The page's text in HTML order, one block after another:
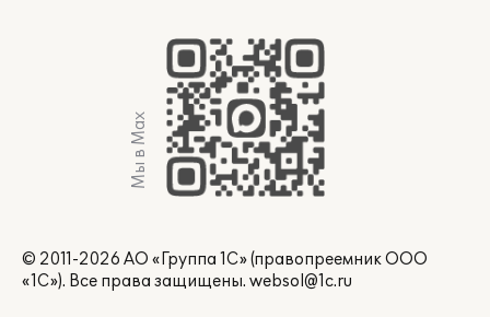
Мы в Max
© 2011-2026 АО «Группа 1С» (правопреемник ООО
«1С»). Все права защищены. websol@1c.ru